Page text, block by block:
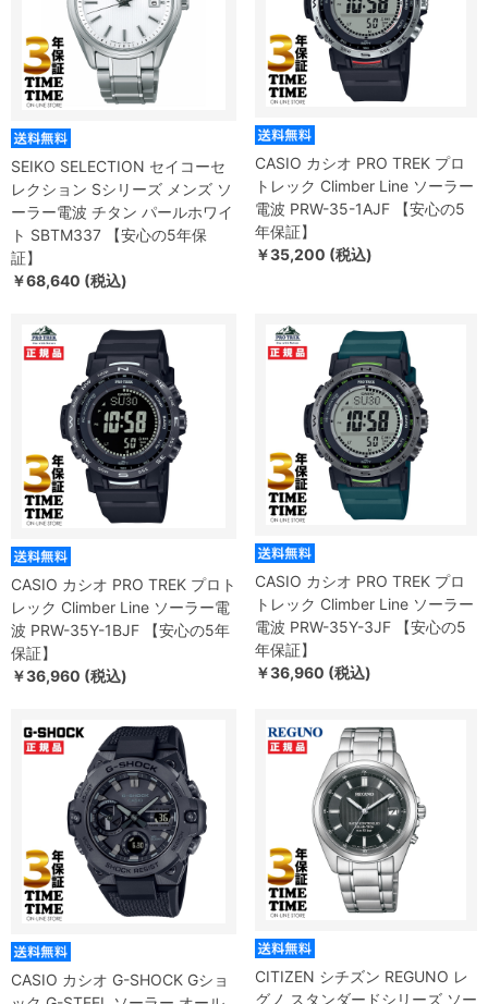
SEIKO SELECTION セイコーセ
レクション Sシリーズ メンズ ソ
ーラー電波 チタン パールホワイ
ト SBTM337 【安心の5年保
証】
￥68,640 (税込)
CASIO カシオ PRO TREK プロ
トレック Climber Line ソーラー
電波 PRW-35-1AJF 【安心の5
年保証】
￥35,200 (税込)
CASIO カシオ PRO TREK プロト
レック Climber Line ソーラー電
波 PRW-35Y-1BJF 【安心の5年
保証】
￥36,960 (税込)
CASIO カシオ PRO TREK プロ
トレック Climber Line ソーラー
電波 PRW-35Y-3JF 【安心の5
年保証】
￥36,960 (税込)
CASIO カシオ G-SHOCK Gショ
CITIZEN シチズン REGUNO レ
グノ スタンダードシリーズ ソー